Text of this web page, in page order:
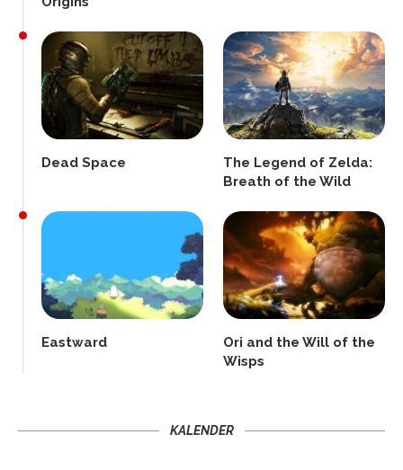
Dead Space
The Legend of Zelda:
Breath of the Wild
Eastward
Ori and the Will of the
Wisps
KALENDER